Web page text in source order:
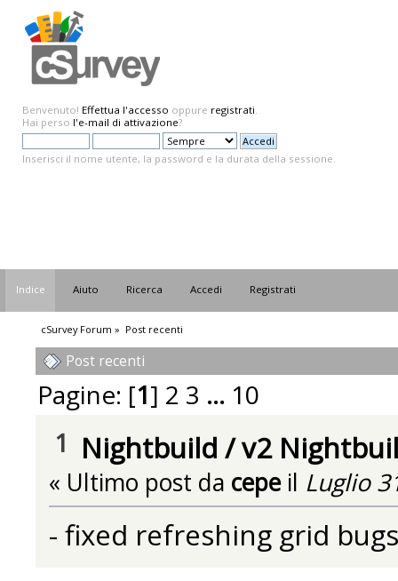
Benvenuto! Effettua l'accesso oppure registrati.
Hai perso l'e-mail di attivazione?
Inserisci il nome utente, la password e la durata della sessione.
Indice Aiuto Ricerca Accedi Registrati
cSurvey Forum » Post recenti
Post recenti
Pagine: [1] 2 3 ... 10
1 Nightbuild /v2
« Ultimo post da cepe il Luglio
- fixed refreshing grid